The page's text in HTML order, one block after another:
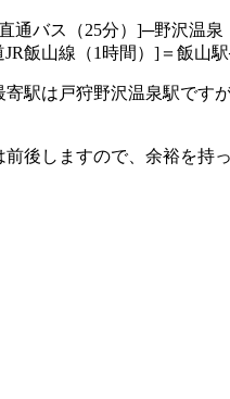
通バス（25分）]─野沢温泉
JR飯山線（1時間）]＝飯山
駅は戸狩野沢温泉駅で
後しますので、余裕を持